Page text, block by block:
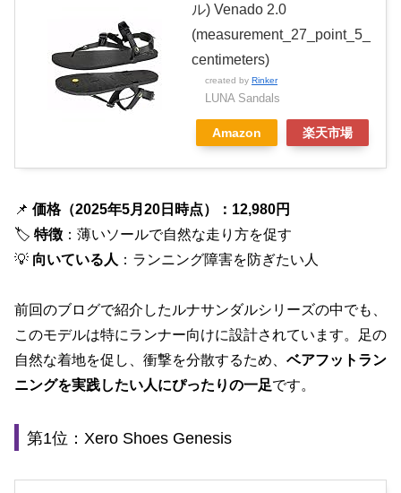
ル) Venado 2.0
(measurement_27_point_5_
centimeters)
created by Rinker
LUNA Sandals
Amazon 楽天市場
📌 価格（2025年5月20日時点）：12,980円
🏷 特徴 ：薄いソールで自然な走り方を促す
💡 向いている人 ：ランニング障害を防ぎたい人
前回のブログで紹介したルナサンダルシリーズの中でも、
このモデルは特にランナー向けに設計されています。足の
自然な着地を促し、衝撃を分散するため、 ベアフットラン
ニングを実践したい人にぴったりの一足です。
第1位：Xero Shoes Genesis